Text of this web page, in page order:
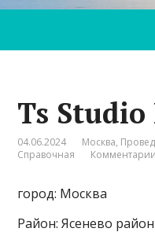
Ts
04.06.2024 Москва,
Справочная
город: Москва
Район: Ясенево район